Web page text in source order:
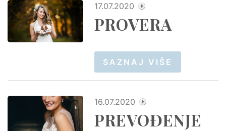
17.07.2020
PROVERA
SAZNAJ VIŠE
16.07.2020
PREVOĐENJE